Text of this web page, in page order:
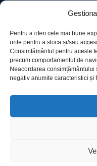
Pentru a oferi cele mai bune
urile pentru a stoca și/sau
Consimțământul pentru aceste
precum comportamentul de
Neacordarea
negativ anumite caracteristici și
Help Desk
Billing
Pricing
©2023 Dali.